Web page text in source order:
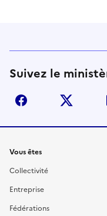
Suivez le
facebook
Liens
Vous êtes
Collectivité
Entreprise
Fédérations